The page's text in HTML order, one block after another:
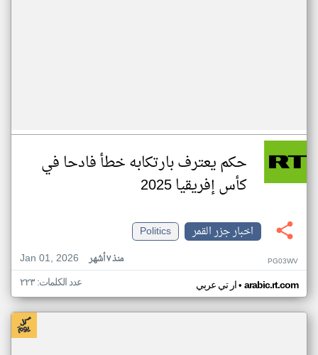
حكم يعترف بارتكابه خطأ فادحا في
كأس إفريقيا 2025
اخبار جزر القمر
Politics
Jan 01, 2026
منذ ٧ أشهر PG03WV
ار تي عربي• arabic.rt.com عدد الكلمات: ٢٢٣